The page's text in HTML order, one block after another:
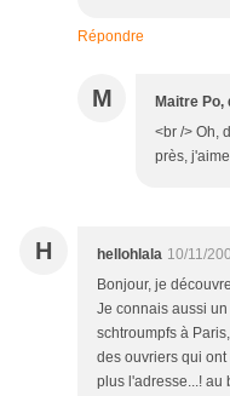
Répondre
M Maitre Po,
<br /> Oh,
près,
H hellohlala 10/11/
Bonjour, je
Je connais aussi
schtroumpfs à
des ouvriers qui
plus l'adresse...! au